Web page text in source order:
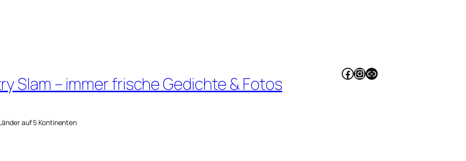
Slam – immer frische Gedichte & Fotos
auf 5 Kontinenten
Facebook
Instagram
Link